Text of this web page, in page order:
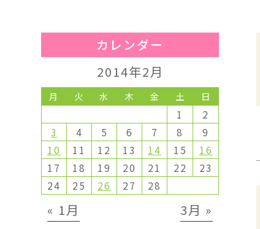
カレンダー
2014年2月
月 火 水 木 金 土 日
1
2
3
4 5 6 7 8
9
10
11 12 13 14 15
16
17
18 19 20 21 22
23
24
25 26 27 28
« 1月 3月 »